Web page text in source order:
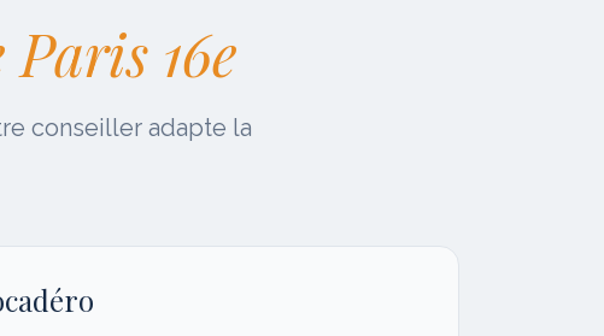
Paris 16e
conseiller adapte la